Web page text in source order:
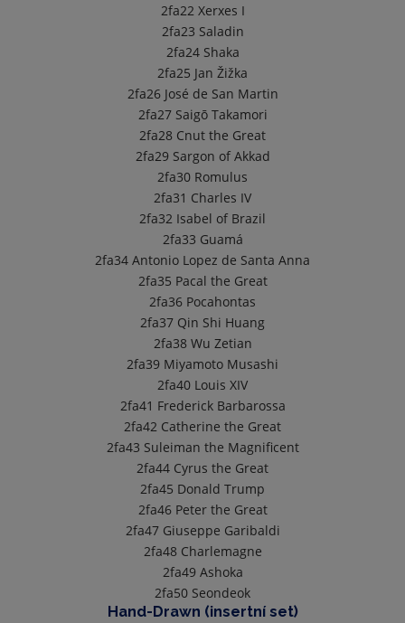
2fa22 Xerxes I
2fa23 Saladin
2fa24 Shaka
2fa25 Jan Žižka
2fa26 José de San Martin
2fa27 Saigō Takamori
2fa28 Cnut the Great
2fa29 Sargon of Akkad
2fa30 Romulus
2fa31 Charles IV
2fa32 Isabel of Brazil
2fa33 Guamá
2fa34 Antonio Lopez de Santa Anna
2fa35 Pacal the Great
2fa36 Pocahontas
2fa37 Qin Shi Huang
2fa38 Wu Zetian
2fa39 Miyamoto Musashi
2fa40 Louis XIV
2fa41 Frederick Barbarossa
2fa42 Catherine the Great
2fa43 Suleiman the Magnificent
2fa44 Cyrus the Great
2fa45 Donald Trump
2fa46 Peter the Great
2fa47 Giuseppe Garibaldi
2fa48 Charlemagne
2fa49 Ashoka
2fa50 Seondeok
Hand-Drawn (insertní set)